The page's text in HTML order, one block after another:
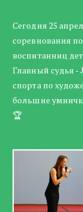
Сегодня 25
соревнования
воспитанниц
Главный судья -
спорта по
большие
🏆